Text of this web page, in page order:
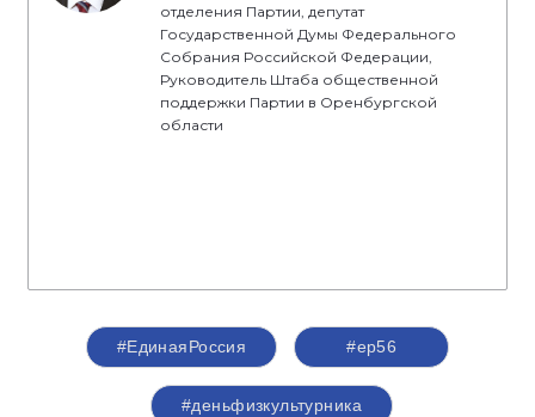
отделения Партии, депутат
Государственной Думы Федерального
Собрания Российской Федерации,
Руководитель Штаба общественной
поддержки Партии в Оренбургской
области
#ЕдинаяРоссия #ер56
#деньфизкультурника